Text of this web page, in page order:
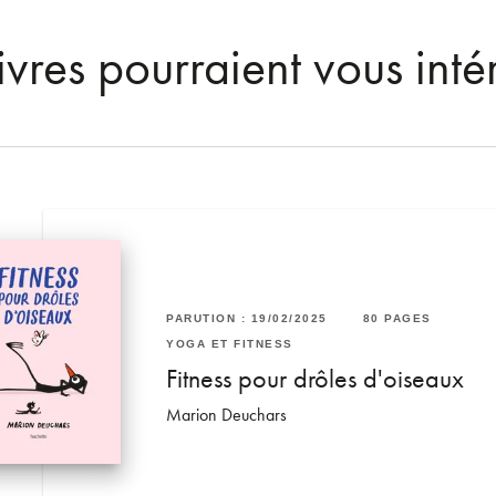
pourraient vous
PAGES
: 06/02/2019 192 PAGES
ET FITNESS
pour hommes
Pohlman
PARUTION : 19/02/2025 80 PAGES
YOGA ET FITNESS
Fitness pour drôles d'oiseaux
Marion Deuchars